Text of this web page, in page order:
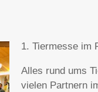
1. Tiermesse im
Alles rund ums
vielen Partnern